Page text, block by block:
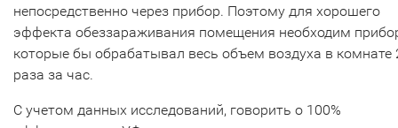
непосредственно через прибор. Поэтому для хорошего
эффекта обеззараживания помещения необходим
которые бы обрабатывал весь объем воздуха в комнате
раза за час.
С учетом данных исследований, говорить о 100%